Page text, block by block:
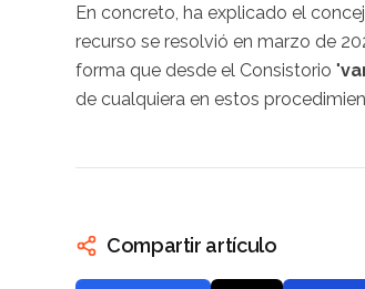
En concreto, ha explicado el
recurso se resolvió en marzo de
forma que desde el Consistorio "
de cualquiera en estos
Compartir artículo